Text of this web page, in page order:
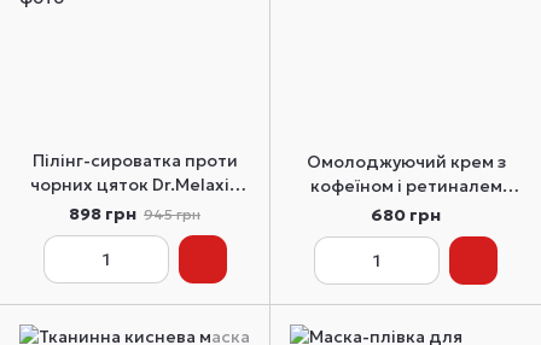
Пілінг-сироватка проти
чорних цяток Dr.Melaxin
Peel Shot Exfoliating Black
Rice Ampoule 80 мл
898 грн 945 грн
Омолоджуючий крем з
кофеїном і ретиналем
Kaine Caffetinal Cream 50
мл
680 грн